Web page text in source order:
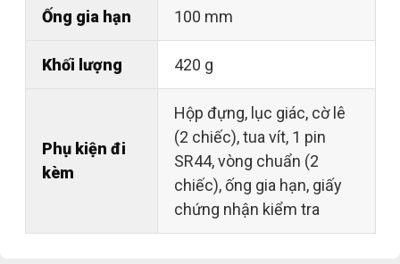
Ống gia hạn 100 mm
Khối lượng 420 g
Phụ kiện đi
kèm
Hộp đựng, lục giác, cờ lê
(2 chiếc), tua vít, 1 pin
SR44, vòng chuẩn (2
chiếc), ống gia hạn, giấy
chứng nhận kiểm tra